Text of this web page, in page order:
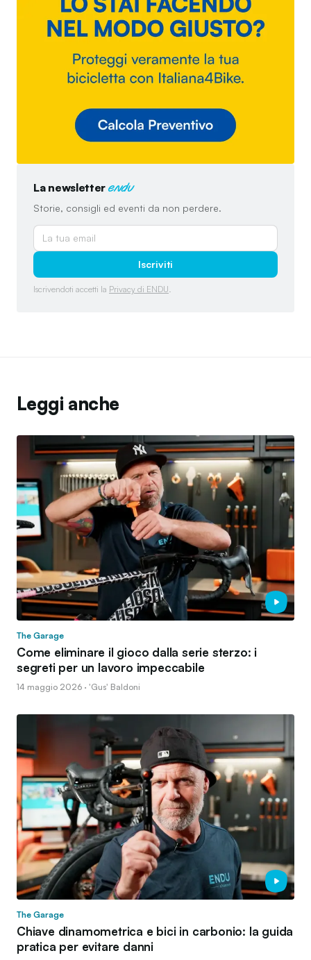
La newsletter endu
Storie, consigli ed eventi da non perdere.
Iscriviti
Iscrivendoti accetti la Privacy di ENDU.
Leggi anche
The Garage
Come eliminare il gioco dalla serie sterzo: i
segreti per un lavoro impeccabile
14 maggio 2026 · 'Gus' Baldoni
The Garage
Chiave dinamometrica e bici in carbonio: la guida
pratica per evitare danni